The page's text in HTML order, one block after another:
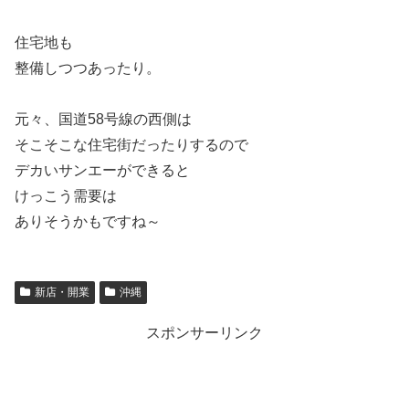
住宅地も
整備しつつあったり。
元々、国道58号線の西側は
そこそこな住宅街だったりするので
デカいサンエーができると
けっこう需要は
ありそうかもですね～
新店・開業 沖縄
スポンサーリンク